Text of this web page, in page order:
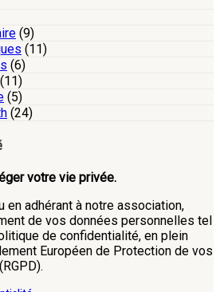
(9)
(11)
(6)
(11)
(5)
(24)
votre vie privée.
en adhérant à notre association,
de vos données personnelles tel
de confidentialité, en plein
Européen de Protection de vos